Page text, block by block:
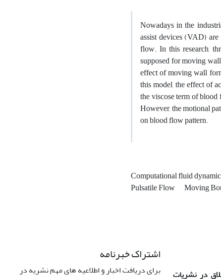
Nowadays in the
assist devices (VAD)
flow. In this research,
supposed for moving
effect of moving wall
this model, the effect of
the viscose term of
However, the motional
on blood flow pattern.
Computational fluid
Pulsatile Flow
Moving
در نشریات
اشتراک خبرنامه
برای دریافت اخبار و اطلاعیه های مهم نشریه در